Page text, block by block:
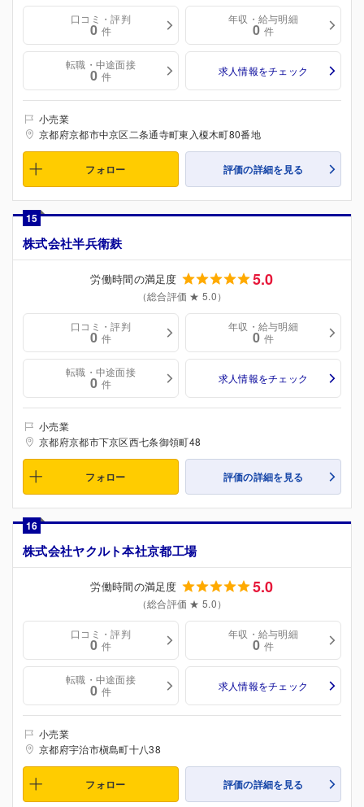
口コミ・評判
0 件
年収・給与明細
0 件
転職・中途面接
0 件 求人情報をチェック
小売業
京都府京都市中京区二条通寺町東入榎木町80番地
フォロー 評価の詳細を見る
15
株式会社半兵衛麸
労働時間の満足度 5.0
（総合評価 ★ 5.0）
口コミ・評判
0 件
年収・給与明細
0 件
転職・中途面接
0 件 求人情報をチェック
小売業
京都府京都市下京区西七条御領町48
フォロー 評価の詳細を見る
16
株式会社ヤクルト本社京都工場
労働時間の満足度 5.0
（総合評価 ★ 5.0）
口コミ・評判
0 件
年収・給与明細
0 件
転職・中途面接
0 件 求人情報をチェック
小売業
京都府宇治市槇島町十八38
フォロー 評価の詳細を見る